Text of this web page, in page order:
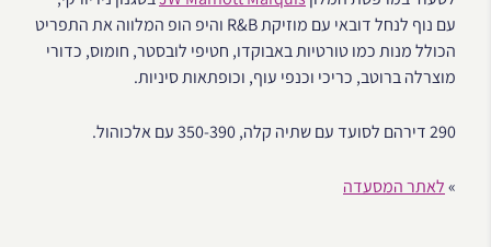
עם נוף לנחל דובאי עם מוזיקת R&B והיפ הופ המלווה את התפריט
הכולל מנות כמו טורטיות באבוקדו, חטיפי לובסטר, חומוס, כדורי
מוצרלה ברוטב, כריכי וכנפי עוף, וכופתאות סיניות.
290 דירהם לסועד עם שתיה קלה, 350-390 עם אלכוהול.
»לאתר המסעדה